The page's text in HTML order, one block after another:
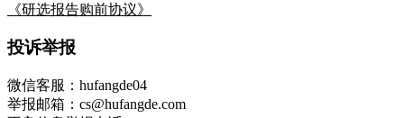
《研选报告购前协议》
投诉举报
微信客服：hufangde04
举报邮箱：cs@hufangde.com